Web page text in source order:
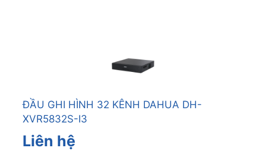
ĐẦU GHI HÌNH 32 KÊNH DAHUA DH-
XVR5832S-I3
Liên hệ